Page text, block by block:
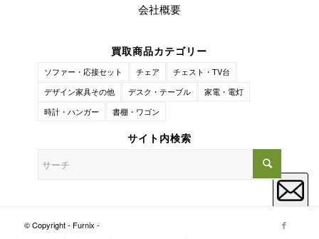
会社概要
買取商品カテゴリー
ソファー・応接セット チェア
チェスト・TV台
デザイン家具その他
デスク・テーブル
家電・電灯
時計・ハンガー
書棚・ワゴン
サイト内検索
© Copyright - Furnix -